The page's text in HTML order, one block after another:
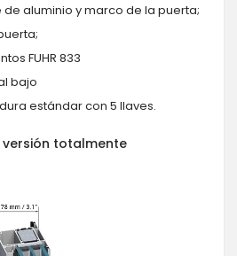
de aluminio y marco de la puerta;
FUHR 833
bajo
estándar con 5 llaves.
totalmente